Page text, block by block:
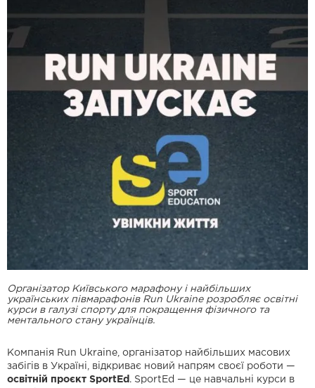
Організатор Київського марафону і найбільших
українських півмарафонів Run Ukraine розробляє освітні
курси в галузі спорту для покращення фізичного та
ментального стану українців.
Компанія Run Ukraine, організатор найбільших масових
забігів в Україні, відкриває новий напрям своєї роботи —
освітній проєкт SportEd . SportEd — це навчальні курси в